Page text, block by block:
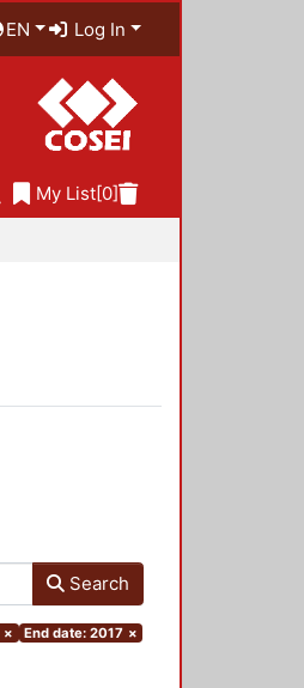
EN Log In
My List[0]
Search
× End date: 2017 ×